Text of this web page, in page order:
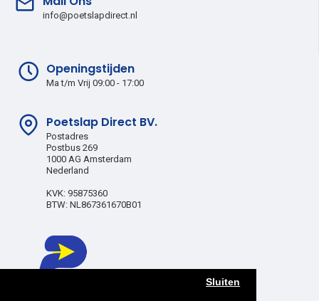
Sluiten
info@poetslapdirect.nl
Openingstijden
Ma t/m Vrij 09:00 - 17:00
Poetslap Direct BV.
Postadres
Postbus 269
1000 AG Amsterdam
Nederland
KVK: 95875360
BTW: NL867361670B01